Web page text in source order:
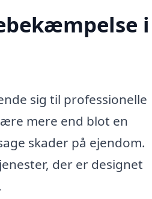
i
sig til professionelle
mere end blot en
skader på ejendom.
der er designet